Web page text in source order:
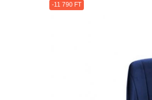
-11 790 FT